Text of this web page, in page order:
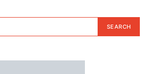
SEARCH